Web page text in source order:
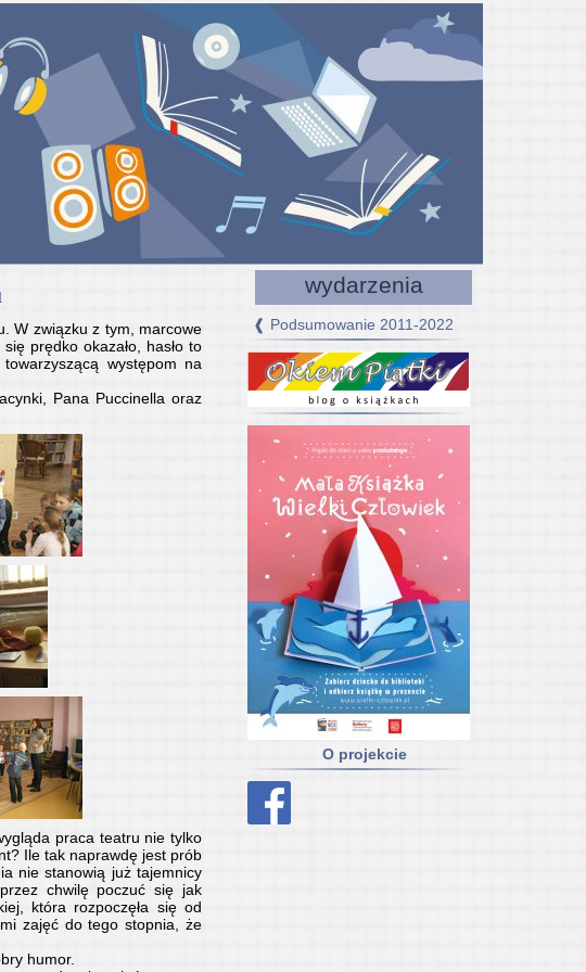
W związku z tym, marcowe
prędko okazało, hasło to
występom na
Pana Puccinella oraz
praca teatru nie tylko
Ile tak naprawdę jest prób
nie stanowią już tajemnicy
chwilę poczuć się jak
która rozpoczęła się od
zajęć do tego stopnia, że
humor.
wydarzenia
❰ Podsumowanie 2011-2022
O projekcie